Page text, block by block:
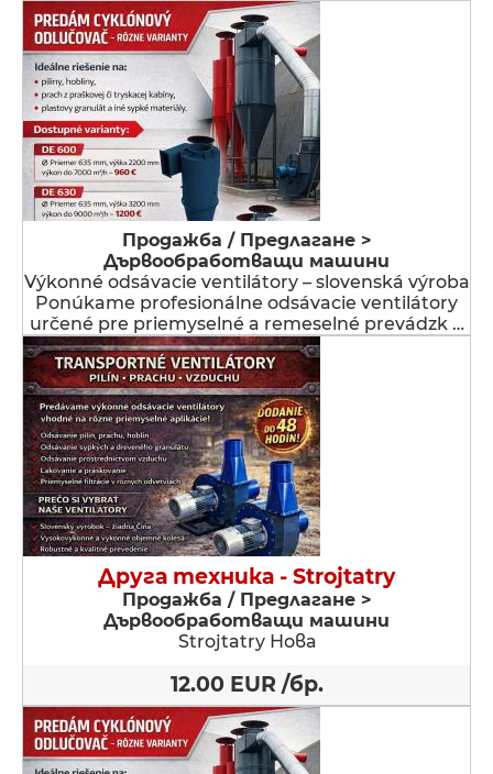
Продажба / Предлагане >
Дървообработващи машини
Výkonné odsávacie ventilátory – slovenská výroba
Ponúkame profesionálne odsávacie ventilátory
určené pre priemyselné a remeselné prevádzk …
Друга техника - Strojtatry
Продажба / Предлагане >
Дървообработващи машини
Strojtatry Нова
12.00 EUR /бр.